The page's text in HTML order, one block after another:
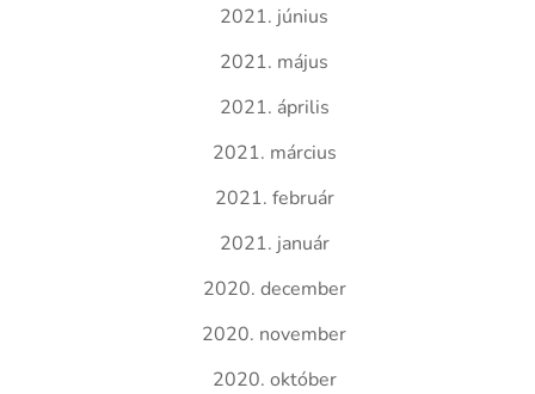
2021. június
2021. május
2021. április
2021. március
2021. február
2021. január
2020. december
2020. november
2020. október